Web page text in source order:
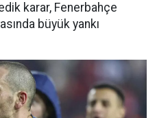
karar, Fenerbahçe
büyük yankı